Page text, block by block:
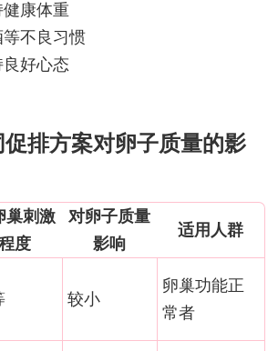
康体重
不良习惯
好心态
促排方案对卵子质量的影
巢刺激
度
对卵子质量
影响
适用人群
较小
卵巢功能正
常者